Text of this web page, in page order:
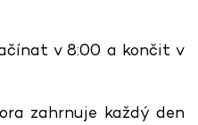
v 8:00 a končit v
zahrnuje každý den